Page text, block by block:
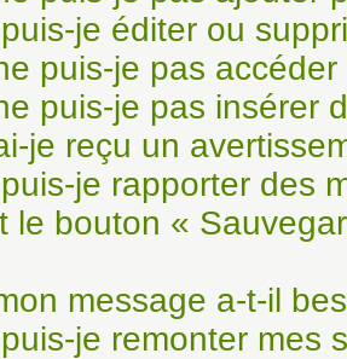
je éditer ou
puis-je pas
puis-je pas insérer
je reçu un
je rapporter des
le bouton «
message a-t-il
je remonter mes